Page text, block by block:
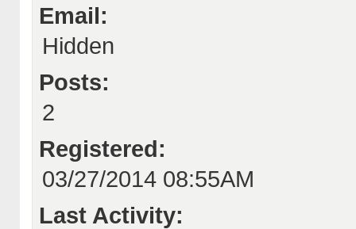
Email:
Hidden
Posts:
2
Registered:
03/27/2014 08:55AM
Last Activity: